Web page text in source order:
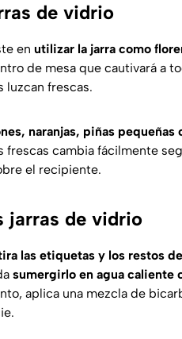
de vidrio
en utilizar la jarra como
de mesa que cautivará a
luzcan frescas.
naranjas, piñas pequeñas
frescas cambia fácilmente
el recipiente.
jarras de vidrio
las etiquetas y los restos
sumergirlo en agua caliente
aplica una mezcla de